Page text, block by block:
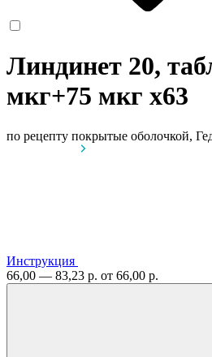
Линдинет 20,
мкг+75 мкг x63
по рецепту покрытые оболочкой,
Инструкция
66,00 — 83,23 р. от 66,00 р.